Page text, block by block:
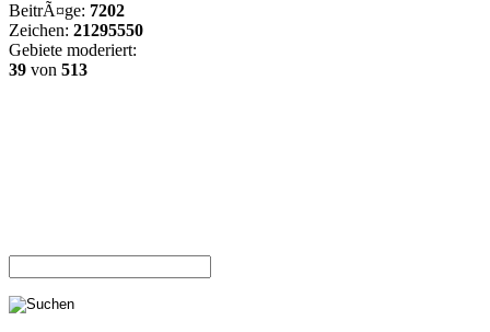
BeitrÃ¤ge: 7202
Zeichen: 21295550
Gebiete moderiert:
39 von 513